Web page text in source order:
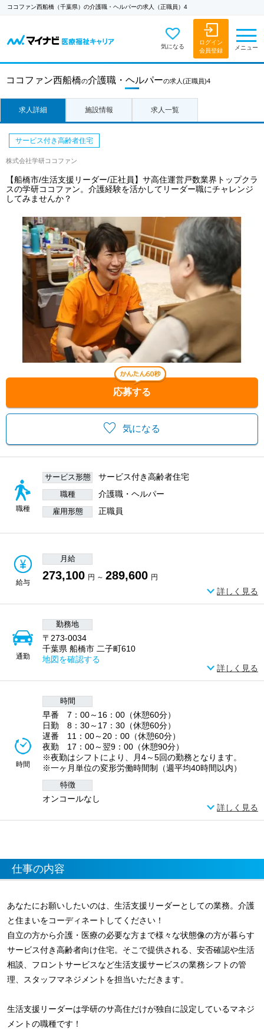
ココファン西船橋（千葉県）の介護職・ヘルパーの求人（正職員）4
気になる
ログイン
会員登録
メニュー
ココファン西船橋の介護職・ヘルパーの求人 (正職員)4
求人詳細 施設情報 求人一覧
気になる
応募する
サービス付き高齢者住宅
株式会社学研ココファン
【船橋市/生活支援リーダー/正社員】サ高住運営戸数業界トップクラ
スの学研ココファン。介護経験を活かしてリーダー職にチャレンジ
してみませんか？
職種
サービス形態 サービス付き高齢者住宅
職種 介護職・ヘルパー
雇用形態 正職員
給与
月給
273,100 円 ～ 289,600 円
詳しく見る
通勤
勤務地
〒273-0034
千葉県 船橋市 二子町610
地図を確認する
詳しく見る
時間
時間
早番 7：00～16：00（休憩60分）
日勤 8：30～17：30（休憩60分）
遅番 11：00～20：00（休憩60分）
夜勤 17：00～翌9：00（休憩90分）
※夜勤はシフトにより、月4～5回の勤務となります。
※一ヶ月単位の変形労働時間制（週平均40時間以内）
特徴
オンコールなし
詳しく見る
仕事の内容
あなたにお願いしたいのは、生活支援リーダーとしての業務。介護
と住まいをコーディネートしてください！
自立の方から介護・医療の必要な方まで様々な状態像の方が暮らす
サービス付き高齢者向け住宅。そこで提供される、安否確認や生活
相談、フロントサービスなど生活支援サービスの業務シフトの管
理、スタッフマネジメントを担当いただきます。
生活支援リーダーは学研のサ高住だけが独自に設定しているマネジ
メントの職種です！